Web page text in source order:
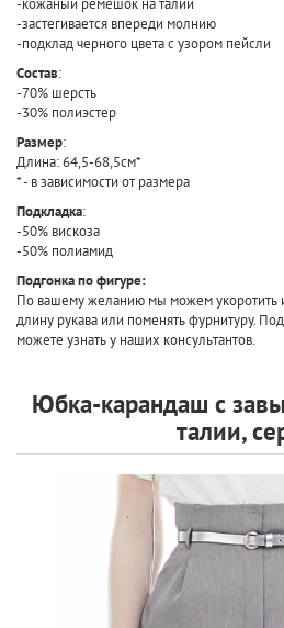
-застегивается впереди молнию
-подклад черного цвета с узором пейсли
Состав:
-70% шерсть
-30% полиэстер
Размер:
Длина: 64,5-68,5см*
* - в зависимости от размера
Подкладка:
-50% вискоза
-50% полиамид
Подгонка по фигуре:
По вашему желанию мы можем укоротить
длину рукава или поменять фурнитуру.
можете узнать у наших консультантов.
Юбка-карандаш с
талии,